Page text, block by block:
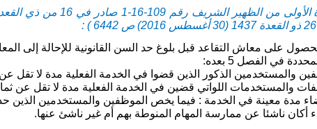
على معاش التقاعد قبل بلوغ حد السن القانونية للإحالة إلى
والمستخدمين الذكور الذين قضوا في الخدمة الفعلية مدة لا تقل
والمستخدمات اللواتي قضين في الخدمة الفعلية مدة لا تقل عن ثماني
مدة معينة في الخدمة : فيما يخص الموظفين والمستخدمين الذين
أكان ناشئا عن ممارسة المهام المنوطة بهم أم غير ناشئ عنها.